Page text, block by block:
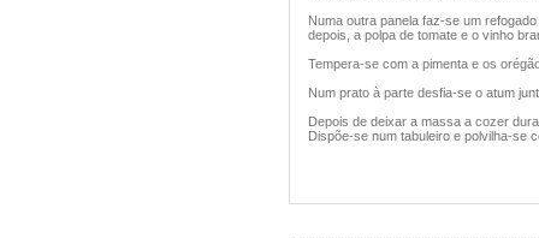
Numa outra panela faz-se um
depois, a polpa de tomate e o vinho
Tempera-se com a pimenta e os
Num prato à parte desfia-se o atum
Depois de deixar a massa a cozer
Dispõe-se num tabuleiro e polvilha-se